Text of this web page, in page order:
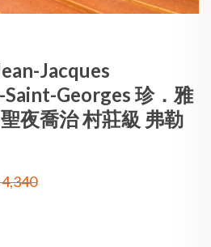
Jacques
Georges 珍．雅
夜喬治 村莊級 弗勒
4,340